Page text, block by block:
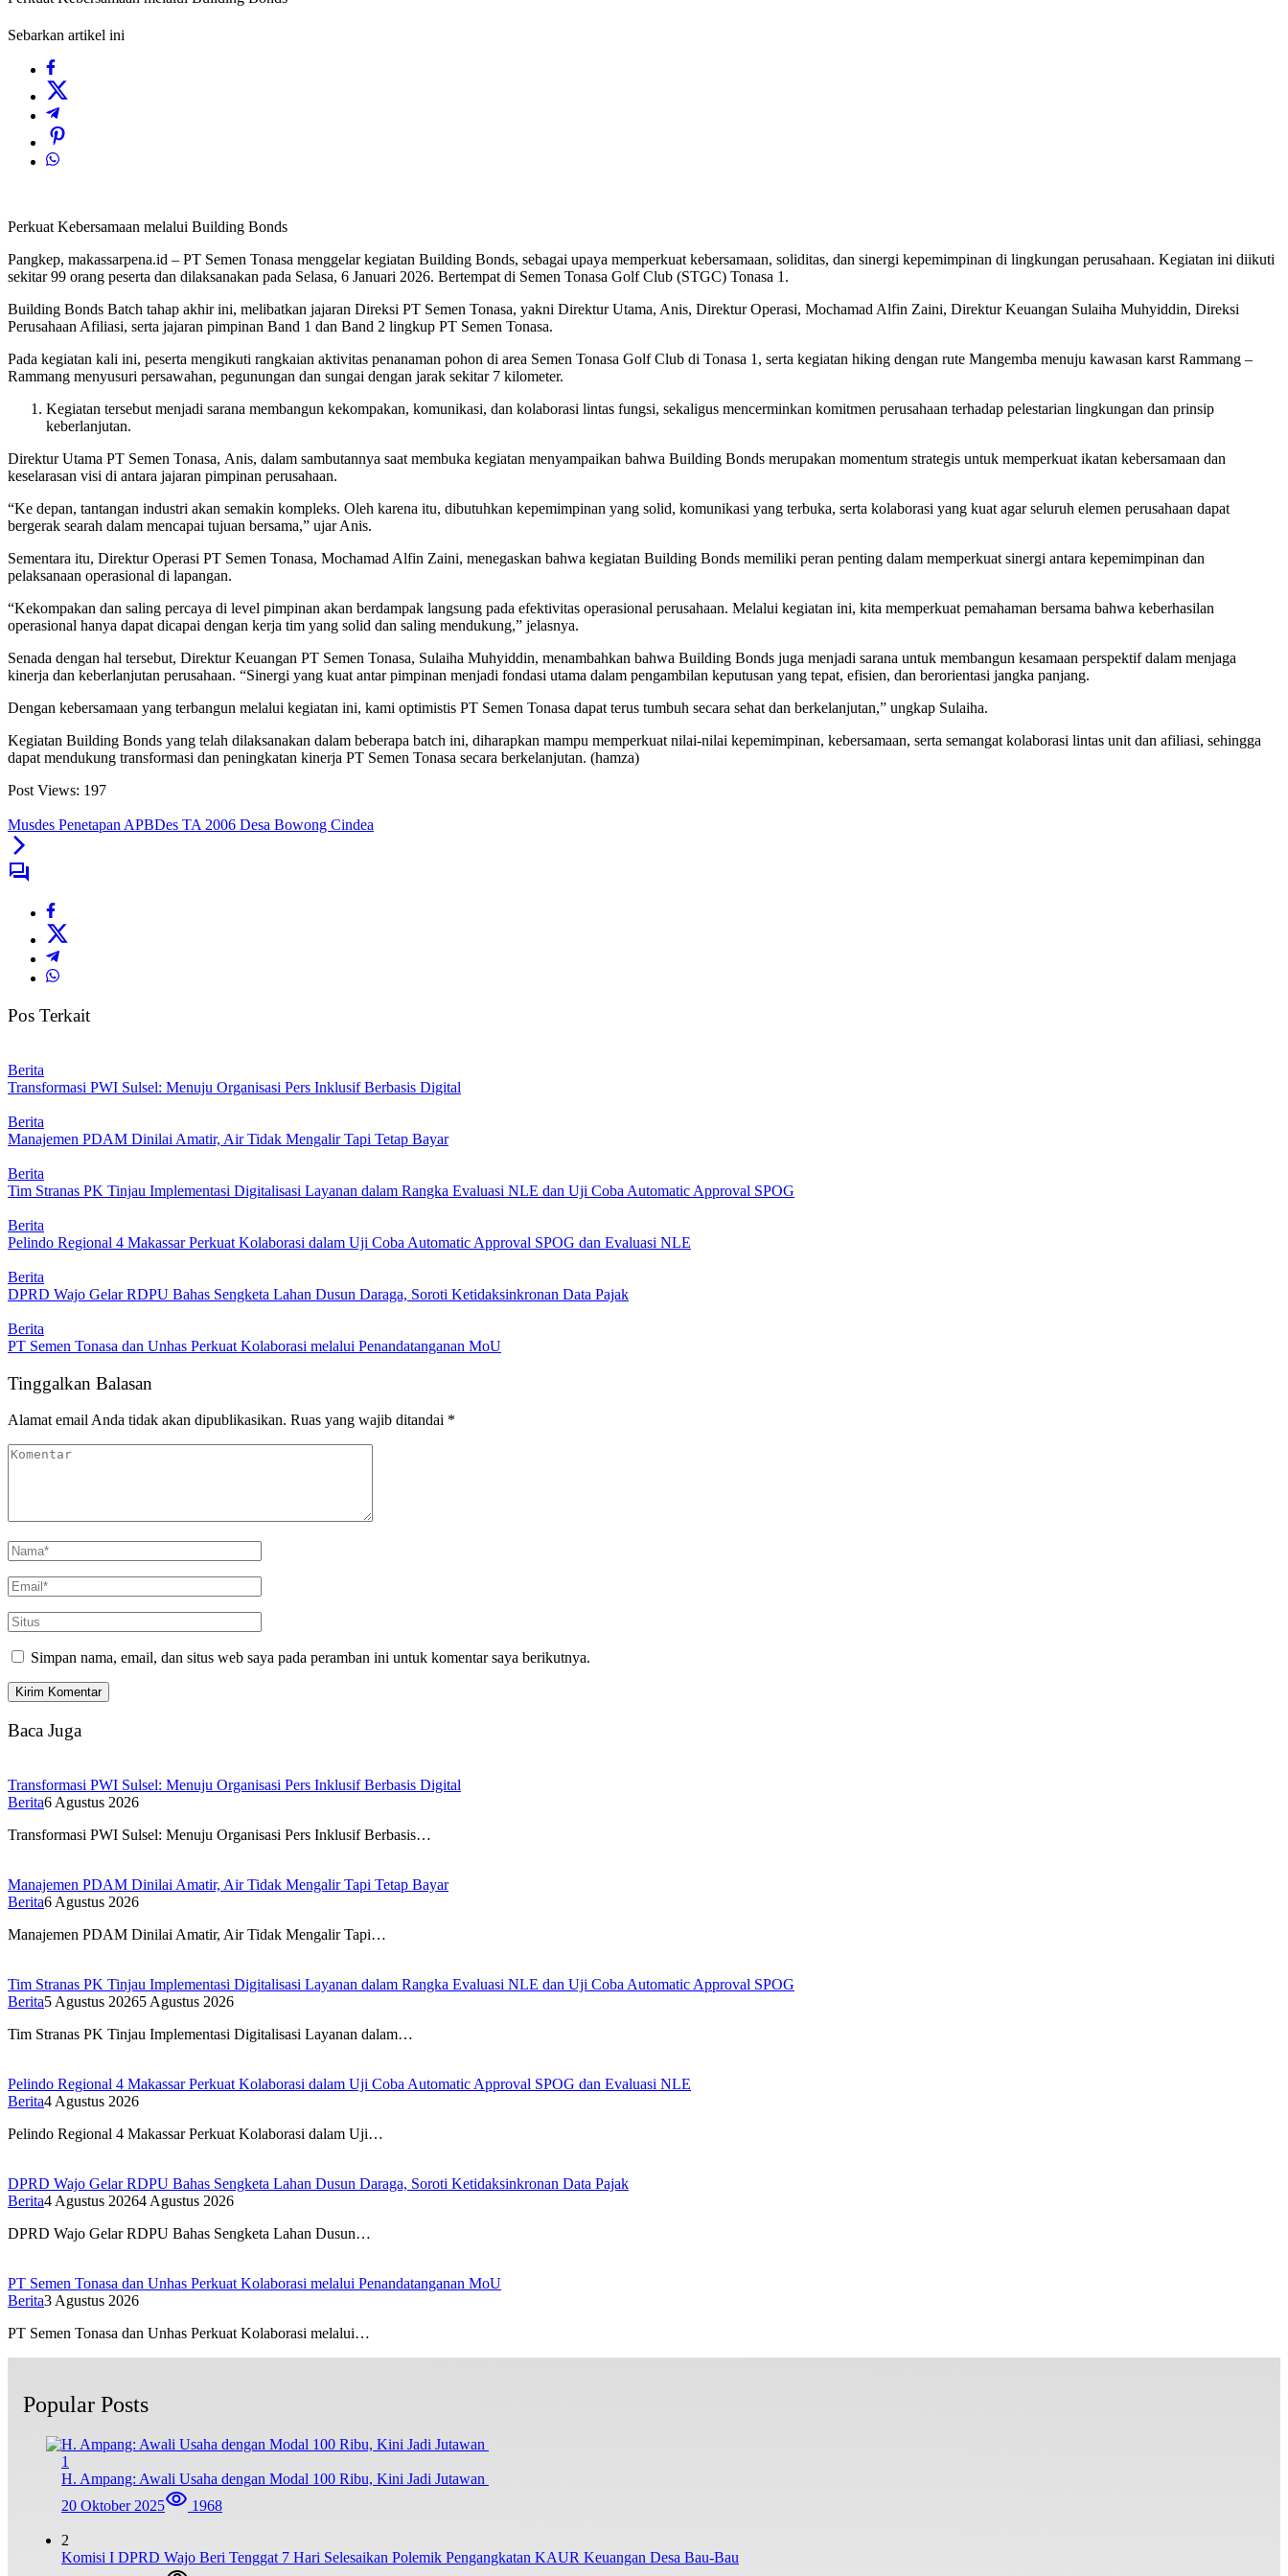
Sebarkan artikel ini
Perkuat Kebersamaan melalui Building Bonds
Pangkep, makassarpena.id – PT Semen Tonasa menggelar kegiatan Building Bonds, sebagai upaya memperkuat kebersamaan, soliditas, dan sinergi kepemimpinan di lingkungan perusahaan. Kegiatan ini diikuti
sekitar 99 orang peserta dan dilaksanakan pada Selasa, 6 Januari 2026. Bertempat di Semen Tonasa Golf Club (STGC) Tonasa 1.
Building Bonds Batch tahap akhir ini, melibatkan jajaran Direksi PT Semen Tonasa, yakni Direktur Utama, Anis, Direktur Operasi, Mochamad Alfin Zaini, Direktur Keuangan Sulaiha Muhyiddin, Direksi
Perusahaan Afiliasi, serta jajaran pimpinan Band 1 dan Band 2 lingkup PT Semen Tonasa.
Pada kegiatan kali ini, peserta mengikuti rangkaian aktivitas penanaman pohon di area Semen Tonasa Golf Club di Tonasa 1, serta kegiatan hiking dengan rute Mangemba menuju kawasan karst Rammang –
Rammang menyusuri persawahan, pegunungan dan sungai dengan jarak sekitar 7 kilometer.
Kegiatan tersebut menjadi sarana membangun kekompakan, komunikasi, dan kolaborasi lintas fungsi, sekaligus mencerminkan komitmen perusahaan terhadap pelestarian lingkungan dan prinsip
keberlanjutan.
Direktur Utama PT Semen Tonasa, Anis, dalam sambutannya saat membuka kegiatan menyampaikan bahwa Building Bonds merupakan momentum strategis untuk memperkuat ikatan kebersamaan dan
keselarasan visi di antara jajaran pimpinan perusahaan.
“Ke depan, tantangan industri akan semakin kompleks. Oleh karena itu, dibutuhkan kepemimpinan yang solid, komunikasi yang terbuka, serta kolaborasi yang kuat agar seluruh elemen perusahaan dapat
bergerak searah dalam mencapai tujuan bersama,” ujar Anis.
Sementara itu, Direktur Operasi PT Semen Tonasa, Mochamad Alfin Zaini, menegaskan bahwa kegiatan Building Bonds memiliki peran penting dalam memperkuat sinergi antara kepemimpinan dan
pelaksanaan operasional di lapangan.
“Kekompakan dan saling percaya di level pimpinan akan berdampak langsung pada efektivitas operasional perusahaan. Melalui kegiatan ini, kita memperkuat pemahaman bersama bahwa keberhasilan
operasional hanya dapat dicapai dengan kerja tim yang solid dan saling mendukung,” jelasnya.
Senada dengan hal tersebut, Direktur Keuangan PT Semen Tonasa, Sulaiha Muhyiddin, menambahkan bahwa Building Bonds juga menjadi sarana untuk membangun kesamaan perspektif dalam menjaga
kinerja dan keberlanjutan perusahaan. “Sinergi yang kuat antar pimpinan menjadi fondasi utama dalam pengambilan keputusan yang tepat, efisien, dan berorientasi jangka panjang.
Dengan kebersamaan yang terbangun melalui kegiatan ini, kami optimistis PT Semen Tonasa dapat terus tumbuh secara sehat dan berkelanjutan,” ungkap Sulaiha.
Kegiatan Building Bonds yang telah dilaksanakan dalam beberapa batch ini, diharapkan mampu memperkuat nilai-nilai kepemimpinan, kebersamaan, serta semangat kolaborasi lintas unit dan afiliasi, sehingga
dapat mendukung transformasi dan peningkatan kinerja PT Semen Tonasa secara berkelanjutan. (hamza)
Post Views: 197
Musdes Penetapan APBDes TA 2006 Desa Bowong Cindea
Pos Terkait
Berita
Transformasi PWI Sulsel: Menuju Organisasi Pers Inklusif Berbasis Digital
Berita
Manajemen PDAM Dinilai Amatir, Air Tidak Mengalir Tapi Tetap Bayar
Berita
Tim Stranas PK Tinjau Implementasi Digitalisasi Layanan dalam Rangka Evaluasi NLE dan Uji Coba Automatic Approval SPOG
Berita
Pelindo Regional 4 Makassar Perkuat Kolaborasi dalam Uji Coba Automatic Approval SPOG dan Evaluasi NLE
Berita
DPRD Wajo Gelar RDPU Bahas Sengketa Lahan Dusun Daraga, Soroti Ketidaksinkronan Data Pajak
Berita
PT Semen Tonasa dan Unhas Perkuat Kolaborasi melalui Penandatanganan MoU
Tinggalkan Balasan
Alamat email Anda tidak akan dipublikasikan. Ruas yang wajib ditandai *
Simpan nama, email, dan situs web saya pada peramban ini untuk komentar saya berikutnya.
Baca Juga
Transformasi PWI Sulsel: Menuju Organisasi Pers Inklusif Berbasis Digital
Berita6 Agustus 2026
Transformasi PWI Sulsel: Menuju Organisasi Pers Inklusif Berbasis…
Manajemen PDAM Dinilai Amatir, Air Tidak Mengalir Tapi Tetap Bayar
Berita6 Agustus 2026
Manajemen PDAM Dinilai Amatir, Air Tidak Mengalir Tapi…
Tim Stranas PK Tinjau Implementasi Digitalisasi Layanan dalam Rangka Evaluasi NLE dan Uji Coba Automatic Approval SPOG
Berita5 Agustus 20265 Agustus 2026
Tim Stranas PK Tinjau Implementasi Digitalisasi Layanan dalam…
Pelindo Regional 4 Makassar Perkuat Kolaborasi dalam Uji Coba Automatic Approval SPOG dan Evaluasi NLE
Berita4 Agustus 2026
Pelindo Regional 4 Makassar Perkuat Kolaborasi dalam Uji…
DPRD Wajo Gelar RDPU Bahas Sengketa Lahan Dusun Daraga, Soroti Ketidaksinkronan Data Pajak
Berita4 Agustus 20264 Agustus 2026
DPRD Wajo Gelar RDPU Bahas Sengketa Lahan Dusun…
PT Semen Tonasa dan Unhas Perkuat Kolaborasi melalui Penandatanganan MoU
Berita3 Agustus 2026
PT Semen Tonasa dan Unhas Perkuat Kolaborasi melalui…
Popular Posts
1
H. Ampang: Awali Usaha dengan Modal 100 Ribu, Kini Jadi Jutawan
20 Oktober 2025
1968
2
Komisi I DPRD Wajo Beri Tenggat 7 Hari Selesaikan Polemik Pengangkatan KAUR Keuangan Desa Bau-Bau